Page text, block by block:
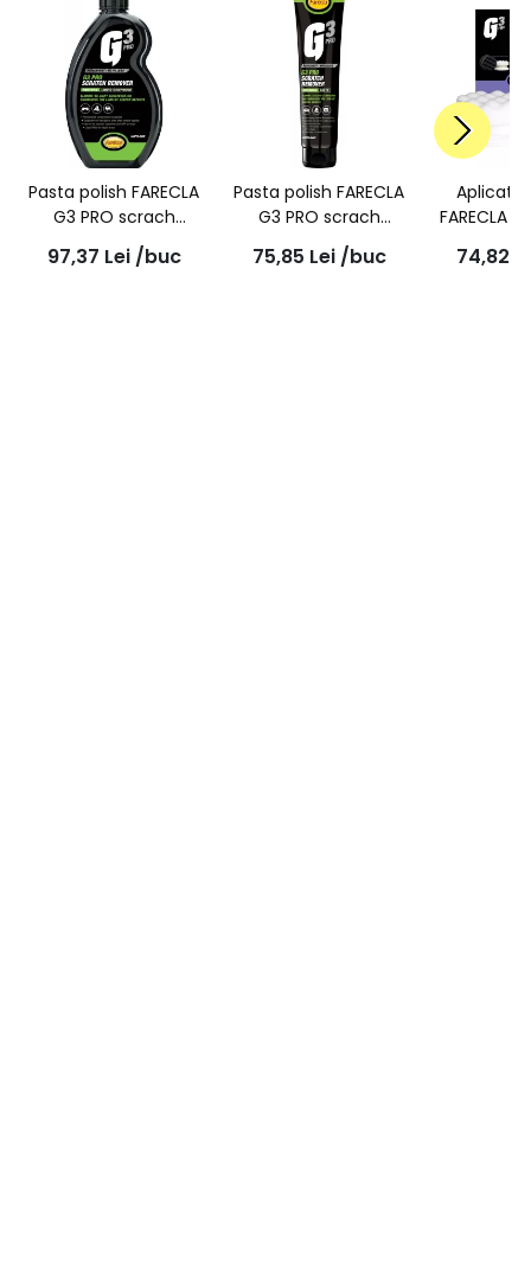
Pasta polish FARECLA
G3 PRO scrach
remover liquid
compound, 500ml,
97,37 Lei /buc
Pasta polish FARECLA
G3 PRO scrach
remover paste, 150ml,
7163
75,85 Lei /buc
FARECLA
74,82